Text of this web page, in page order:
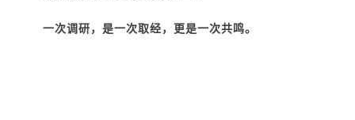
一次调研，是一次取经，更是一次共鸣。